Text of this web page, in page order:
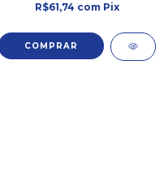
R$61,74 com Pix